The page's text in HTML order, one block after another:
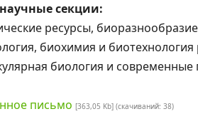
секции:
ресурсы,
биохимия и биотехнология
биология и современные
письмо [363,05 Kb] (cкачиваний: 38)